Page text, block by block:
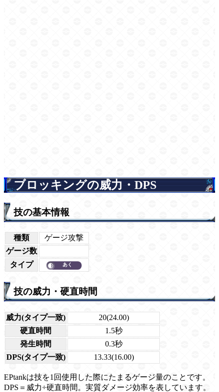
ブロッキングの威力・DPS
技の基本情報
種類
ゲージ攻撃
ゲージ数
タイプ
技の威力・硬直時間
威力(タイプ一致)
20(24.00)
硬直時間
1.5秒
発生時間
0.3秒
DPS(タイプ一致)
13.33(16.00)
EPtankは技を1回使用した際にたまるゲージ量のことです。
DPS＝威力÷硬直時間。実質ダメージ効率を表しています。